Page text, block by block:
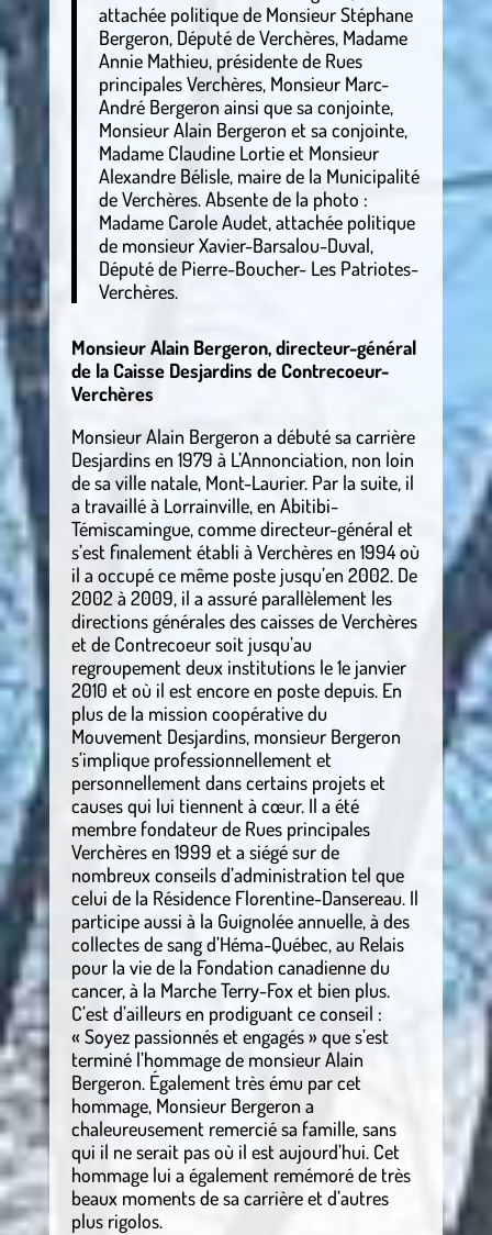
attachée politique de Monsieur Stéphane
Bergeron, Député de Verchères, Madame
Annie Mathieu, présidente de Rues
principales Verchères, Monsieur Marc-
André Bergeron ainsi que sa conjointe,
Monsieur Alain Bergeron et sa conjointe,
Madame Claudine Lortie et Monsieur
Alexandre Bélisle, maire de la Municipalité
de Verchères. Absente de la photo :
Madame Carole Audet, attachée politique
de monsieur Xavier-Barsalou-Duval,
Député de Pierre-Boucher- Les Patriotes-
Verchères.
Monsieur Alain Bergeron, directeur-général
de la Caisse Desjardins de Contrecoeur-
Verchères
Monsieur Alain Bergeron a débuté sa carrière
Desjardins en 1979 à L’Annonciation, non loin
de sa ville natale, Mont-Laurier. Par la suite, il
a travaillé à Lorrainville, en Abitibi-
Témiscamingue, comme directeur-général et
s’est finalement établi à Verchères en 1994 où
il a occupé ce même poste jusqu’en 2002. De
2002 à 2009, il a assuré parallèlement les
directions générales des caisses de Verchères
et de Contrecoeur soit jusqu’au
regroupement deux institutions le 1e janvier
2010 et où il est encore en poste depuis. En
plus de la mission coopérative du
Mouvement Desjardins, monsieur Bergeron
s’implique professionnellement et
personnellement dans certains projets et
causes qui lui tiennent à cœur. Il a été
membre fondateur de Rues principales
Verchères en 1999 et a siégé sur de
nombreux conseils d’administration tel que
celui de la Résidence Florentine-Dansereau. Il
participe aussi à la Guignolée annuelle, à des
collectes de sang d’Héma-Québec, au Relais
pour la vie de la Fondation canadienne du
cancer, à la Marche Terry-Fox et bien plus.
C’est d’ailleurs en prodiguant ce conseil :
« Soyez passionnés et engagés » que s’est
terminé l’hommage de monsieur Alain
Bergeron. Également très ému par cet
hommage, Monsieur Bergeron a
chaleureusement remercié sa famille, sans
qui il ne serait pas où il est aujourd’hui. Cet
hommage lui a également remémoré de très
beaux moments de sa carrière et d’autres
plus rigolos.